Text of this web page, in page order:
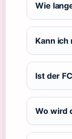
Wie
Kann
Ist der
Wo wird